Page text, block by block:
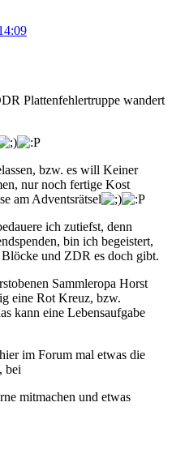
Plattenfehlertruppe wandert
bzw. es will Keiner
nur noch fertige Kost
am Adventsrätsel
ich zutiefst, denn
bin ich begeistert,
und ZDR es doch gibt.
Sammleropa Horst
eine Rot Kreuz, bzw.
kann eine Lebensaufgabe
im Forum mal etwas die
bei
mitmachen und etwas